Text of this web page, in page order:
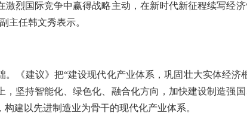
烈国际竞争中赢得战略主动，在新时代新征程续写经
主任韩文秀表示。
《建议》把“建设现代化产业体系，巩固壮大实体经济
坚持智能化、绿色化、融合化方向，加快建设制造强
建以先进制造业为骨干的现代化产业体系。